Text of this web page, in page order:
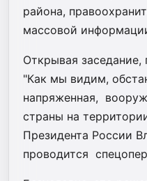
района,
массовой
Открывая заседание,
"Как мы видим,
напряженная,
страны на
Президента России
проводится